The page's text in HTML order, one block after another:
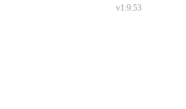
v1.9.53